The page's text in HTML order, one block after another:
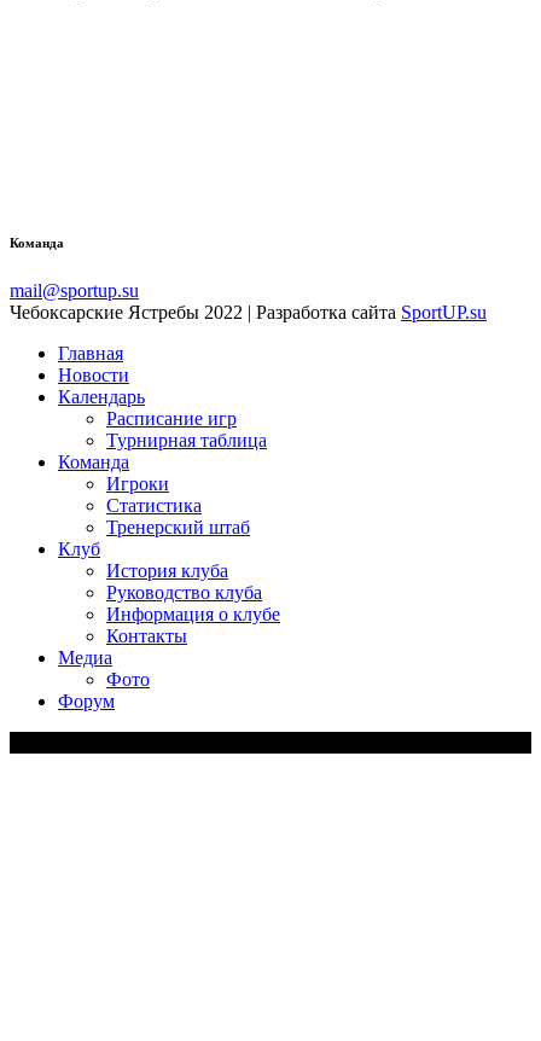
Команда
mail@sportup.su
Чебоксарские Ястребы 2022 | Разработка сайта SportUP.su
Главная
Новости
Календарь
Расписание игр
Турнирная таблица
Команда
Игроки
Статистика
Тренерский штаб
Клуб
История клуба
Руководство клуба
Информация о клубе
Контакты
Медиа
Фото
Форум